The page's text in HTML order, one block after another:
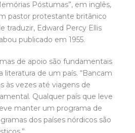
Póstumas”, em inglês,
pastor protestante britânico
traduzir, Edward Percy Ellis
publicado em 1955.
de apoio são fundamentais
literatura de um país. “Bancam
às vezes até viagens de
Qualquer país que leve
manter um programa de
dos países nórdicos são